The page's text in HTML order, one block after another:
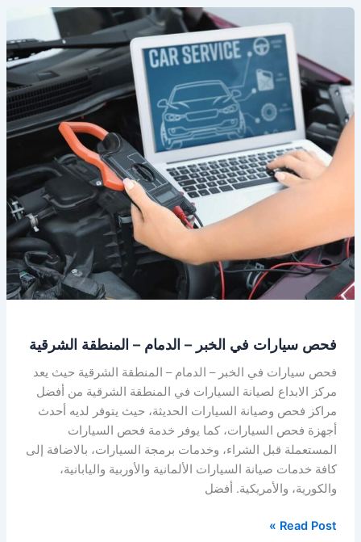
فحص سيارات في الخبر – الدمام – المنطقة الشرقية
فحص سيارات في الخبر – الدمام – المنطقة الشرقية حيث يعد
مركز الابداع لصيانة السيارات في المنطقة الشرقية من أفضل
مراكز فحص وصيانة السيارات الحديثة، حيث يتوفر لديه أحدث
أجهزة فحص السيارات، كما يوفر خدمة فحص السيارات
المستعملة قبل الشراء، وخدمات برمجة السيارات، بالاضافة إلى
كافة خدمات صيانة السيارات الألمانية والأوربية واليابانية،
والكورية، والأمريكية. أفضل
الخبر
–
الدمام
–
المنطقة
الشرقية
Read Post »